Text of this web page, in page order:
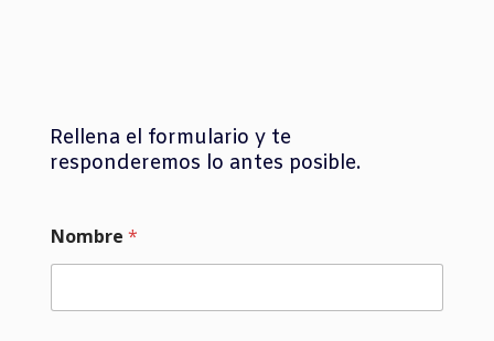
Rellena el formulario y te
responderemos lo antes posible.
Nombre *